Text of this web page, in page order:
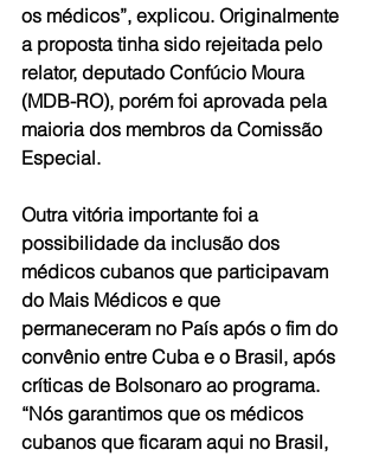
os médicos”, explicou. Originalmente
a proposta tinha sido rejeitada pelo
relator, deputado Confúcio Moura
(MDB-RO), porém foi aprovada pela
maioria dos membros da Comissão
Especial.
Outra vitória importante foi a
possibilidade da inclusão dos
médicos cubanos que participavam
do Mais Médicos e que
permaneceram no País após o fim do
convênio entre Cuba e o Brasil, após
críticas de Bolsonaro ao programa.
“Nós garantimos que os médicos
cubanos que ficaram aqui no Brasil,